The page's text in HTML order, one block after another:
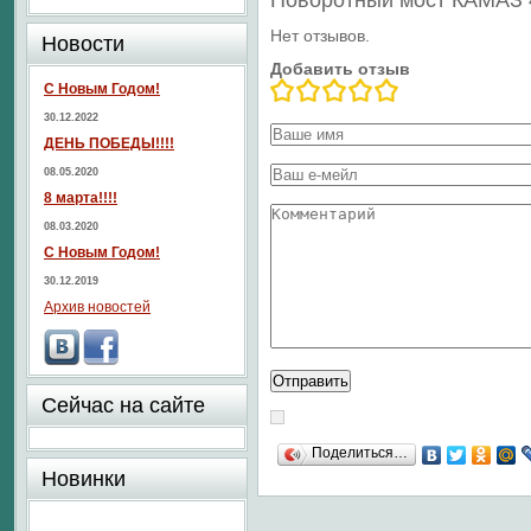
Нет отзывов.
Добавить отзыв
Поделиться…
Новости
С Новым Годом!
30.12.2022
ДЕНЬ ПОБЕДЫ!!!!
08.05.2020
8 марта!!!!
08.03.2020
С Новым Годом!
30.12.2019
Архив новостей
Сейчас на сайте
Новинки